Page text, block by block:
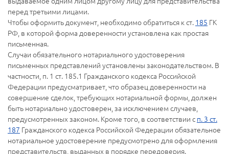
перед третьими лицами.
Чтобы оформить документ, необходимо обратиться к ст. 185 ГК
РФ, в которой форма доверенности установлена как простая
письменная.
Случаи обязательного нотариального удостоверения
письменных представлений установлены законодательством. В
частности, п. 1 ст. 185.1 Гражданского кодекса Российской
Федерации предусматривает, что образец доверенности на
совершение сделок, требующих нотариальной формы, должен
быть нотариально удостоверен, за исключением случаев,
предусмотренных законом. Кроме того, в соответствии с п. 3 ст.
187 Гражданского кодекса Российской Федерации обязательное
нотариальное удостоверение предусмотрено для оформления
представительств, выданных в порядке передоверия.